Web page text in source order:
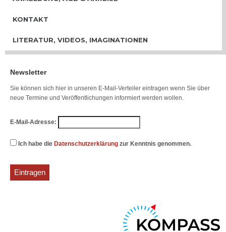
KONTAKT
LITERATUR, VIDEOS, IMAGINATIONEN
Newsletter
Sie können sich hier in unseren E-Mail-Verteiler eintragen wenn Sie über
neue Termine und Veröffentlichungen informiert werden wollen.
E-Mail-Adresse:
Ich habe die Datenschutzerklärung zur Kenntnis genommen.